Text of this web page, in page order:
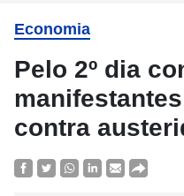
Economia
Pelo 2º dia
contra